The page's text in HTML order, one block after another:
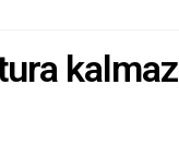
kalmaz